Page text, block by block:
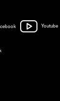
Youtube